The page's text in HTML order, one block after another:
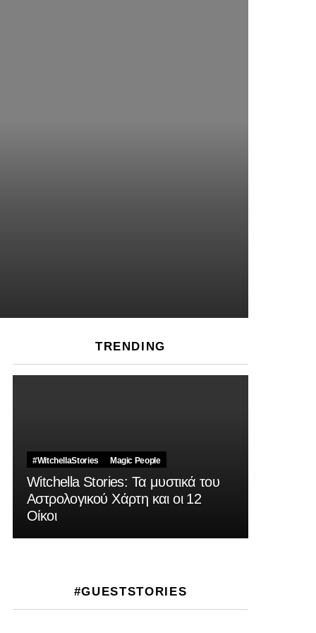
TRENDING
#WitchellaStories Magic People
Witchella Stories: Τα μυστικά του
Αστρολογικού Χάρτη και οι 12
Οίκοι
#GUESTSTORIES